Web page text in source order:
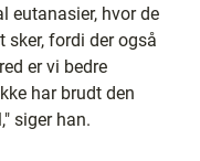
eutanasier, hvor de
sker, fordi der også
er vi bedre
har brudt den
siger han.